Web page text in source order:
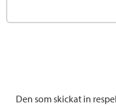
Den som skickat in